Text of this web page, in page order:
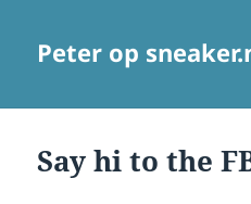
Peter op
Say hi to the